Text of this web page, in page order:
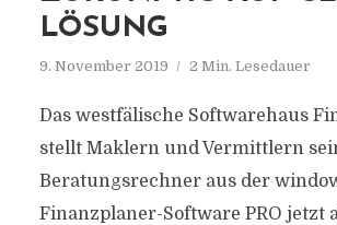
LÖSUNG
9. November 2019 2 Min. Lesedauer
Das westfälische Softwarehaus
stellt Maklern und Vermittlern
Beratungsrechner aus der
Finanzplaner-Software PRO jetzt